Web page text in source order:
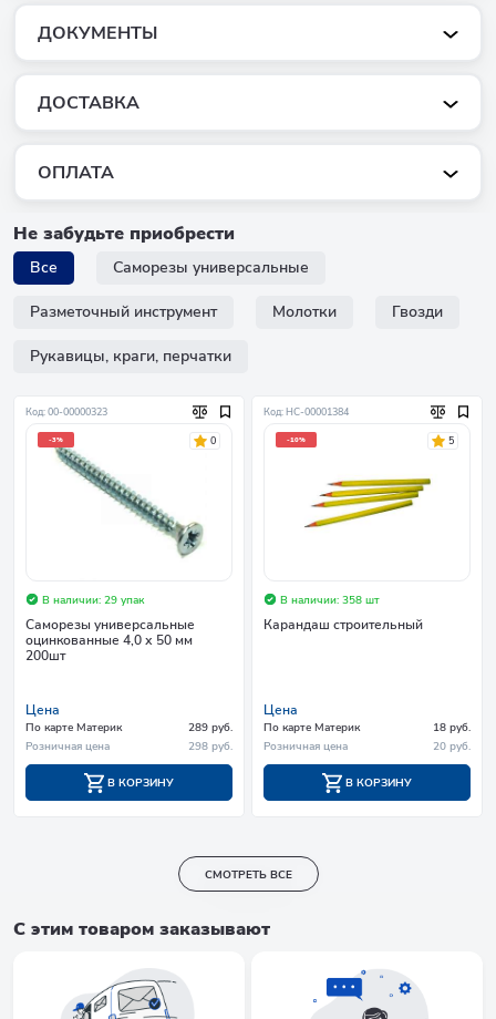
ДОКУМЕНТЫ
ДОСТАВКА
ОПЛАТА
Не забудьте приобрести
Все Саморезы универсальные
Разметочный инструмент Молотки Гвозди
Рукавицы, краги, перчатки
Код: 00-00000323
-3% 0
В наличии: 29 упак
Саморезы универсальные
оцинкованные 4,0 х 50 мм
200шт
Цена
По карте Материк
289 руб.
Розничная цена
298 руб.
В КОРЗИНУ
Код: НC-00001384
-10% 5
В наличии: 358 шт
Карандаш строительный
Цена
По карте Материк
18 руб.
Розничная цена
20 руб.
В КОРЗИНУ
СМОТРЕТЬ ВСЕ
С этим товаром заказывают